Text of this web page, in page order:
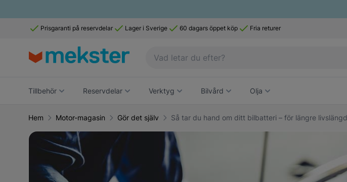
Prisgaranti på reservdelar Lager i Sverige 60 dagars öppet köp Fria returer
Tillbehör Reservdelar Verktyg Bilvård Olja
Hem Motor-magasin Gör det själv Så tar du hand om ditt bilbatteri – för längre